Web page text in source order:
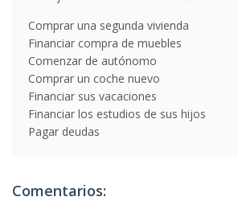
Comprar una segunda vivienda
Financiar compra de muebles
Comenzar de autónomo
Comprar un coche nuevo
Financiar sus vacaciones
Financiar los estudios de sus hijos
Pagar deudas
Comentarios: